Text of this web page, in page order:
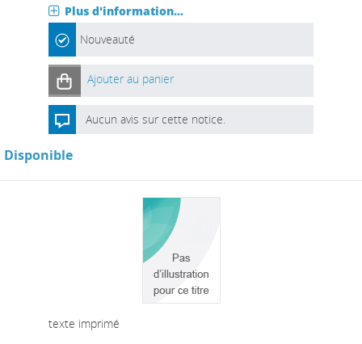
Plus d'information...
Nouveauté
Ajouter au panier
Aucun avis sur cette notice.
Disponible
texte imprimé